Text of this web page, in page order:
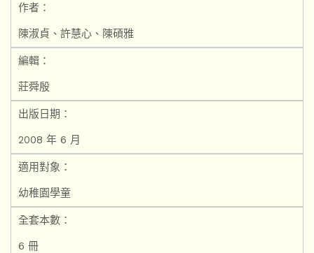
作者：
陳淑貞、許慧心、陳碩雅
編輯：
莊舜殷
出版日期：
2008 年 6 月
適用對象：
幼稚園學童
全套本數：
6 冊